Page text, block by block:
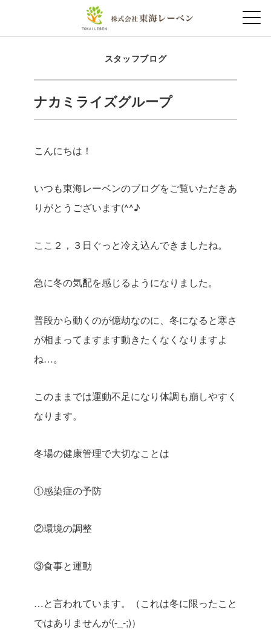
スタッフブログ
ナカミライズグループ
こんにちは！
いつも東海レーベンのブログをご覧いただきあ
りがとうございます(^^♪
ここ２，３日ぐっと冷え込んできましたね。
急に冬の気配を感じるようになりました。
普段から動くのが億劫なのに、冬になると寒さ
が相まってますます動きたくなくなりますよ
ね…。
このままでは運動不足になり体調も崩しやすく
なります。
冬場の健康管理で大切なことは
①感染症の予防
②環境の調整
③食事と運動
…と言われています。（これは冬に限ったこと
ではありませんが(-_-;)）